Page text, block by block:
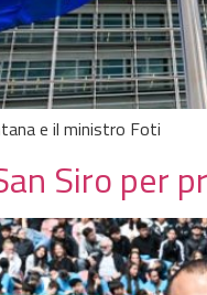
e il ministro Foti
Siro per